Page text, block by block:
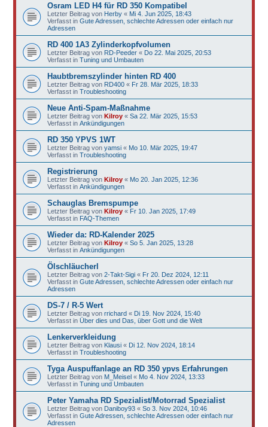
Osram LED H4 für RD 350 Kompatibel
Letzter Beitrag von Herby« Mi 4. Jun 2025, 18:43
Verfasst in Gute Adressen, schlechte Adressen oder einfach nur
Adressen
RD 400 1A3 Zylinderkopfvolumen
Letzter Beitrag von RD-Peeder« Do 22. Mai 2025, 20:53
Verfasst in Tuning und Umbauten
Haubtbremszylinder hinten RD 400
Letzter Beitrag von RD400« Fr 28. Mär 2025, 18:33
Verfasst in Troubleshooting
Neue Anti-Spam-Maßnahme
Letzter Beitrag von Kilroy« Sa 22. Mär 2025, 15:53
Verfasst in Ankündigungen
RD 350 YPVS 1WT
Letzter Beitrag von yamsi« Mo 10. Mär 2025, 19:47
Verfasst in Troubleshooting
Registrierung
Letzter Beitrag von Kilroy« Mo 20. Jan 2025, 12:36
Verfasst in Ankündigungen
Schauglas Bremspumpe
Letzter Beitrag von Kilroy« Fr 10. Jan 2025, 17:49
Verfasst in FAQ-Themen
Wieder da: RD-Kalender 2025
Letzter Beitrag von Kilroy« So 5. Jan 2025, 13:28
Verfasst in Ankündigungen
Ölschläucherl
Letzter Beitrag von 2-Takt-Sigi« Fr 20. Dez 2024, 12:11
Verfasst in Gute Adressen, schlechte Adressen oder einfach nur
Adressen
DS-7 / R-5 Wert
Letzter Beitrag von rrichard« Di 19. Nov 2024, 15:40
Verfasst in Über dies und Das, über Gott und die Welt
Lenkerverkleidung
Letzter Beitrag von Klausi« Di 12. Nov 2024, 18:14
Verfasst in Troubleshooting
Tyga Auspuffanlage an RD 350 ypvs Erfahrungen
Letzter Beitrag von M_Meisel« Mo 4. Nov 2024, 13:33
Verfasst in Tuning und Umbauten
Peter Yamaha RD Spezialist/Motorrad Spezialist
Letzter Beitrag von Daniboy93« So 3. Nov 2024, 10:46
Verfasst in Gute Adressen, schlechte Adressen oder einfach nur
Adressen